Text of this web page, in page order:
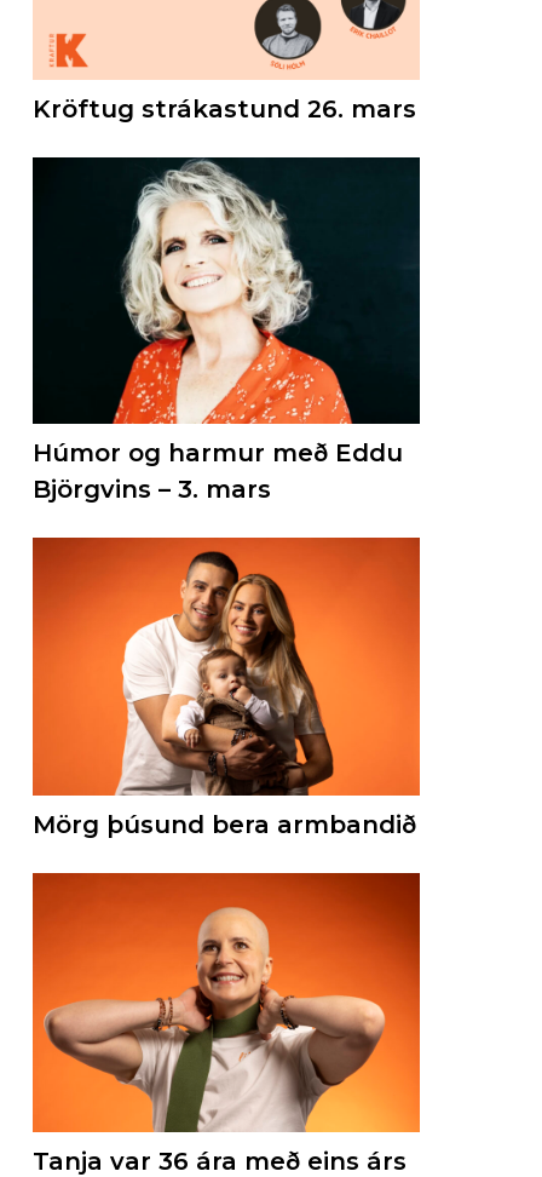
Kröftug strákastund 26. mars
Húmor og harmur með Eddu
Björgvins – 3. mars
Mörg þúsund bera armbandið
Tanja var 36 ára með eins árs